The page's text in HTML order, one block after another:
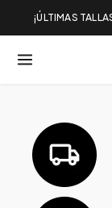
¡ÚLTIMAS